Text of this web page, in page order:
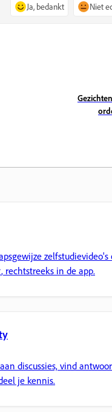
Ja, bedankt Niet
rechtstreeks in de app.
discussies, vind
je kennis.